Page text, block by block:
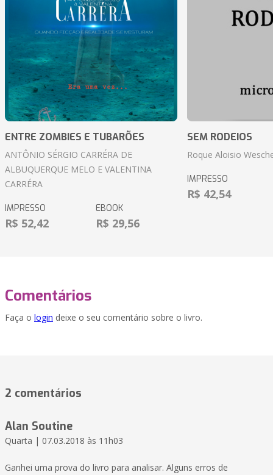
ENTRE ZOMBIES E TUBARÕES
ANTÔNIO SÉRGIO CARRÉRA DE
ALBUQUERQUE MELO E VALENTINA
CARRÉRA
IMPRESSO
R$ 52,42
EBOOK
R$ 29,56
SEM RODEIOS
Roque Aloisio
IMPRESSO
R$ 42,54
Comentários
Faça o login deixe o seu comentário sobre o livro.
2 comentários
Alan Soutine
Quarta | 07.03.2018 às 11h03
Ganhei uma prova do livro para analisar. Alguns erros de